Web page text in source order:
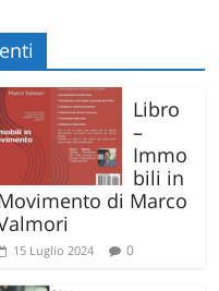
Libro
–
Immo
bili in
di Marco
15 Luglio 2024 0